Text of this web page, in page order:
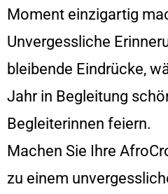
Moment einzigartig
Unvergessliche
bleibende Eindrücke,
Jahr in Begleitung
Begleiterinnen feiern.
Machen Sie Ihre
zu einem